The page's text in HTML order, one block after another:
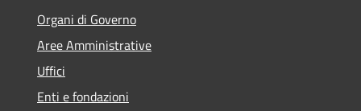
Organi di Governo
Aree Amministrative
Uffici
Enti e fondazioni